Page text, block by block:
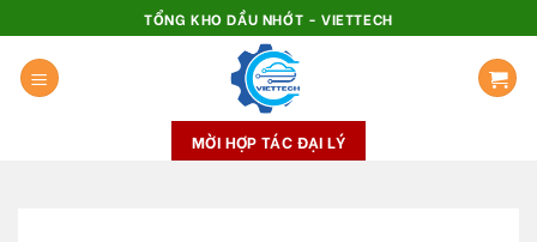
to
content
TỔNG KHO DẦU NHỚT - VIETTECH
MỜI HỢP TÁC ĐẠI LÝ